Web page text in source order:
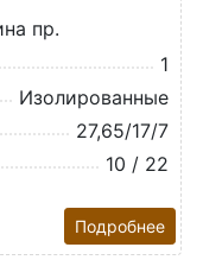
пр.
1
Изолированные
27,65/17/7
10 / 22
Подробнее